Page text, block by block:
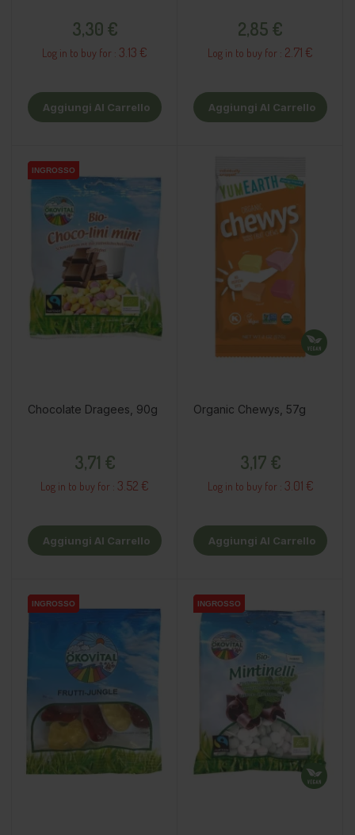
3,30 €
Log in to buy for : 3.13 €
Aggiungi Al Carrello
2,85 €
Log in to buy for : 2.71 €
Aggiungi Al Carrello
INGROSSO
INGROSSO
INGROSSO
Chocolate Dragees, 90g
3,71 €
Log in to buy for : 3.52 €
Aggiungi Al Carrello
Organic Chewys, 57g
3,17 €
Log in to buy for : 3.01 €
Aggiungi Al Carrello
INGROSSO
INGROSSO
INGROSSO INGROSSO
INGROSSO
INGROSSO